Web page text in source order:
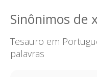
Sinônimos de
Tesauro em
palavras